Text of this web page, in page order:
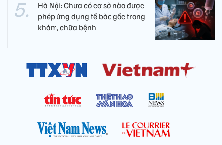
Hà Nội: Chưa có cơ sở nào được
phép ứng dụng tế bào gốc trong
khám, chữa bệnh